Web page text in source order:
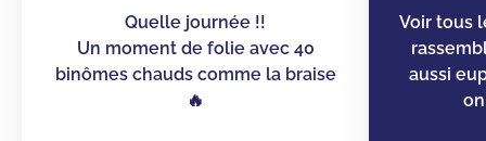
Quelle journée !!
Un moment de folie avec 40
binômes chauds comme la braise
🔥
Voir tous
aussi